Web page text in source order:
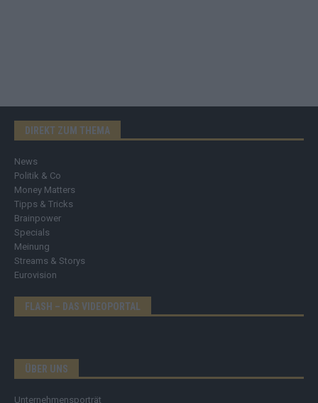
DIREKT ZUM THEMA
News
Politik & Co
Money Matters
Tipps & Tricks
Brainpower
Specials
Meinung
Streams & Storys
Eurovision
FLASH – DAS VIDEOPORTAL
ÜBER UNS
Unternehmensporträt